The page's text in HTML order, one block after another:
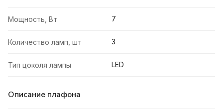
Мощность, Вт 7
Количество ламп, шт 3
Тип цоколя лампы LED
Описание плафона